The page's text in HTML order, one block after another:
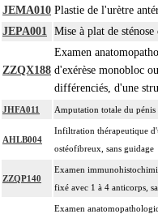
JEMA010 Plastie de l'urètre
JEPA001 Mise à plat de
ZZQX188
Examen
d'exérèse monobloc
différenciés, d'une
JHFA011 Amputation totale du pénis
AHLB004
Infiltration thérapeutique
ostéofibreux, sans guidage
ZZQP140
Examen
fixé avec 1 à 4 anticorps,
Examen